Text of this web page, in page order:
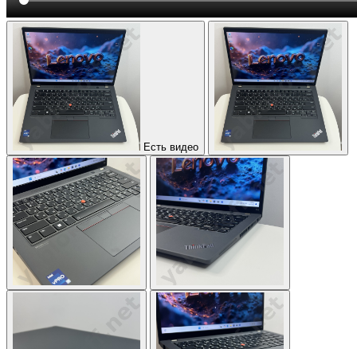
Есть видео